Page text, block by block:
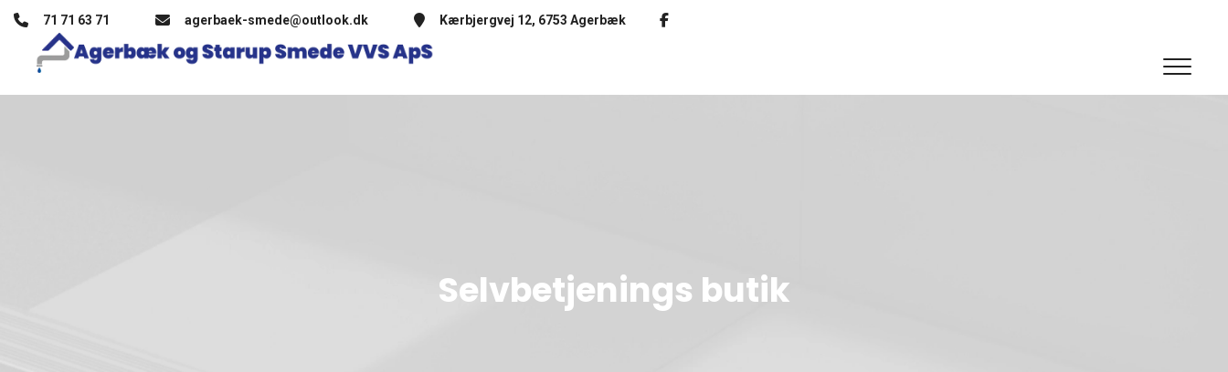
Gå
hovedindhold
71 71 63 71 agerbaek-smede@outlook.dk Kærbjergvej 12, 6753 Agerbæk
Selvbetjenings butik